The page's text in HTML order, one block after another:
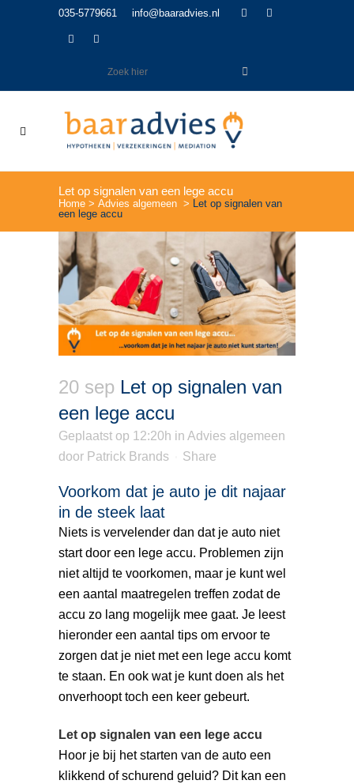
035-5779661 info@baaradvies.nl
Let op signalen van een lege accu
Home > Advies algemeen > Let op signalen van
een lege accu
20 sep Let op signalen van
een lege accu
Geplaatst op 12:20h in Advies algemeen
door Patrick Brands Share
Voorkom dat je auto je dit najaar
in de steek laat
Niets is vervelender dan dat je auto niet
start door een lege accu. Problemen zijn
niet altijd te voorkomen, maar je kunt wel
een aantal maatregelen treffen zodat de
accu zo lang mogelijk mee gaat. Je leest
hieronder een aantal tips om ervoor te
zorgen dat je niet met een lege accu komt
te staan. En ook wat je kunt doen als het
onverhoopt toch een keer gebeurt.
Let op signalen van een lege accu
Hoor je bij het starten van de auto een
klikkend of schurend geluid? Dit kan een